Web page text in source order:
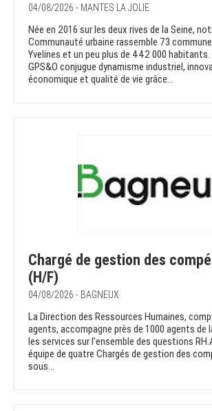
04/08/2026 - MANTES LA JOLIE
Née en 2016 sur les deux rives de la Seine,
Communauté urbaine rassemble 73
Yvelines et un peu plus de 442 000
GPS&O conjugue dynamisme industriel,
économique et qualité de vie grâce...
Chargé de gestion des
(H/F)
04/08/2026 - BAGNEUX
La Direction des Ressources Humaines,
agents, accompagne près de 1000 agents
les services sur l’ensemble des questions
équipe de quatre Chargés de gestion des
sous...